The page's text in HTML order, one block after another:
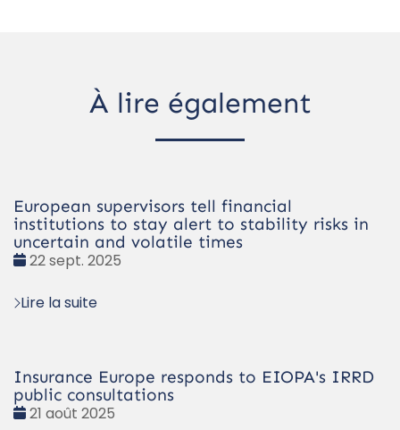
À lire également
European supervisors tell financial
institutions to stay alert to stability risks in
uncertain and volatile times
Date
22 sept. 2025
Lire la suite
Insurance Europe responds to EIOPA's IRRD
public consultations
Date
21 août 2025